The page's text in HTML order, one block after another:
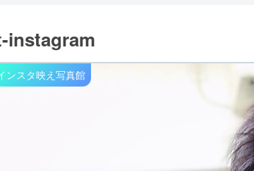
instagram
ンスタ映え写真館